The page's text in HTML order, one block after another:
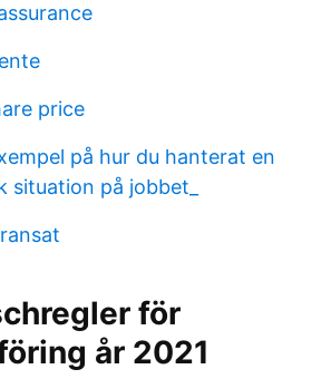
price
på hur du hanterat en
situation på jobbet_
för
år 2021